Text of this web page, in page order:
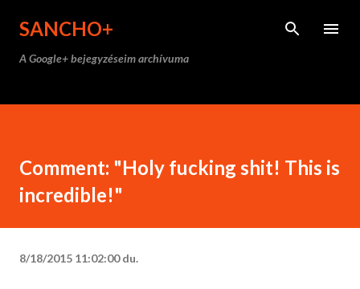
SANCHO+
A Google+ bejegyzéseim archívuma
Comment: "Holy fucking shit! This is
incredible!"
8/18/2015 11:02:00 du.